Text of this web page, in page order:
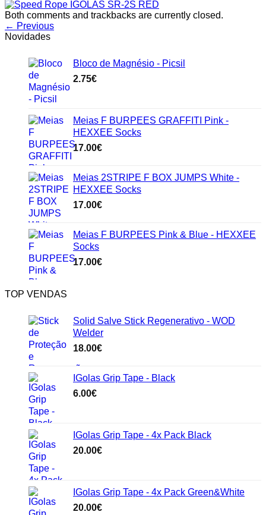
Both comments and trackbacks are currently closed.
← Previous
Novidades
Bloco de Magnésio - Picsil
2.75€
Meias F BURPEES GRAFFITI Pink -
HEXXEE Socks
17.00€
Meias 2STRIPE F BOX JUMPS White -
HEXXEE Socks
17.00€
Meias F BURPEES Pink & Blue - HEXXEE
Socks
17.00€
TOP VENDAS
Solid Salve Stick Regenerativo - WOD
Welder
18.00€
IGolas Grip Tape - Black
6.00€
IGolas Grip Tape - 4x Pack Black
20.00€
IGolas Grip Tape - 4x Pack Green&White
20.00€